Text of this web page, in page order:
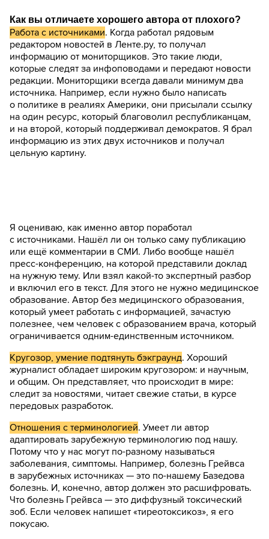
Как вы отличаете хорошего автора от плохого?
Работа с источниками. Когда работал рядовым
редактором новостей в Ленте.ру, то получал
информацию от мониторщиков. Это такие люди,
которые следят за инфоповодами и передают новости
редакции. Мониторщики всегда давали минимум два
источника. Например, если нужно было написать
о политике в реалиях Америки, они присылали ссылку
на один ресурс, который благоволил республиканцам,
и на второй, который поддерживал демократов. Я брал
информацию из этих двух источников и получал
цельную картину.
Я оцениваю, как именно автор поработал
с источниками. Нашёл ли он только саму публикацию
или ещё комментарии в СМИ. Либо вообще нашёл
пресс-конференцию, на которой представили доклад
на нужную тему. Или взял какой-то экспертный разбор
и включил его в текст. Для этого не нужно медицинское
образование. Автор без медицинского образования,
который умеет работать с информацией, зачастую
полезнее, чем человек с образованием врача, который
ограничивается одним-единственным источником.
Кругозор, умение подтянуть бэкграунд. Хороший
журналист обладает широким кругозором: и научным,
и общим. Он представляет, что происходит в мире:
следит за новостями, читает свежие статьи, в курсе
передовых разработок.
Отношения с терминологией. Умеет ли автор
адаптировать зарубежную терминологию под нашу.
Потому что у нас могут по-разному называться
заболевания, симптомы. Например, болезнь Грейвса
в зарубежных источниках — это по-нашему Базедова
болезнь. И, конечно, автор должен это расшифровать.
Что болезнь Грейвса — это диффузный токсический
зоб. Если человек напишет «тиреотоксикоз», я его
покусаю.